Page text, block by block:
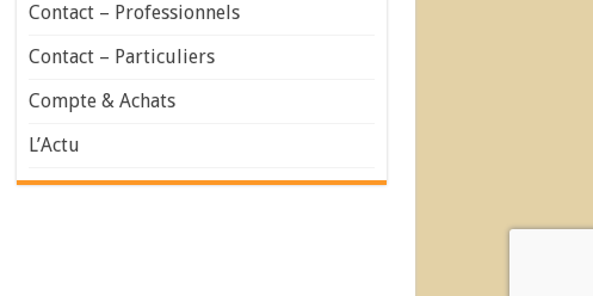
Contact – Professionnels
Contact – Particuliers
Compte & Achats
L’Actu